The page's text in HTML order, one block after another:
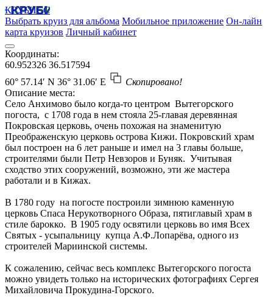
КРУБИСС
Выбрать круиз для альбома Мобильное приложение Он-лайн
карта круизов Личный кабинет
Координаты:
60.952326 36.517594
60° 57.14′ N 36° 31.06′ E
Скопировано!
Описание места:
Село Анхимово было когда-то центром Вытегорского
погоста, с 1708 года в нем стояла 25-главая деревянная
Покровская церковь, очень похожая на знаменитую
Преображенскую церковь острова Кижи. Покровский храм
был построен на 6 лет раньше и имел на 3 главы больше,
строителями были Петр Невзоров и Буняк. Учитывая
сходство этих сооружений, возможно, эти же мастера
работали и в Кижах.
В 1780 году на погосте построили зимнюю каменную
церковь Спаса Нерукотворного Образа, пятиглавый храм в
стиле барокко. В 1905 году освятили церковь во имя Всех
Святых - усыпальницу купца А.Ф.Лопарёва, одного из
строителей Мариинской системы.
К сожалению, сейчас весь комплекс Вытегорского погоста
можно увидеть только на исторических фотографиях Сергея
Михайловича Прокудина-Горского.